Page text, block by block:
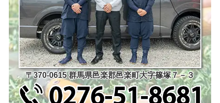
〒370-0615 群馬県邑楽郡邑楽町大字篠塚７－３